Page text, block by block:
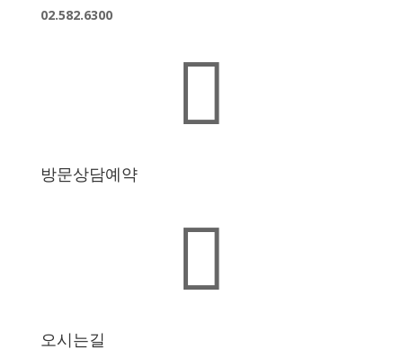
02.582.6300

방문상담예약

오시는길